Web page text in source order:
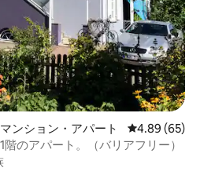
ンション・アパート レビュー65
4.89 (65)
のアパート。（バリアフリー）